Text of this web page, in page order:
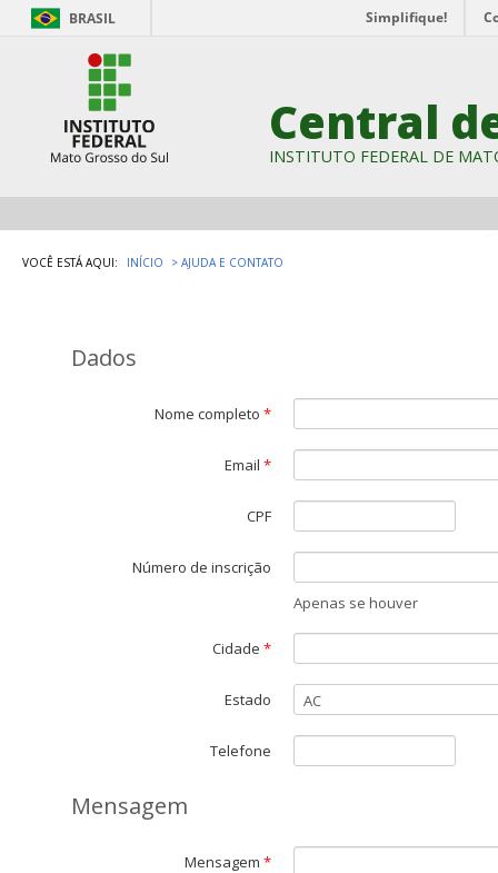
BRASIL Simplifique!
Central
INSTITUTO FEDERAL DE
VOCÊ ESTÁ AQUI: INÍCIO AJUDA E CONTATO
Dados
Nome completo *
Email *
CPF
Número de inscrição
Apenas se houver
Cidade *
Estado
Telefone
Mensagem
Mensagem *